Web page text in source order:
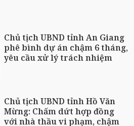
Chủ tịch UBND tỉnh An Giang
phê bình dự án chậm 6 tháng,
yêu cầu xử lý trách nhiệm
Chủ tịch UBND tỉnh Hồ Văn
Mừng: Chấm dứt hợp đồng
với nhà thầu vi phạm, chậm